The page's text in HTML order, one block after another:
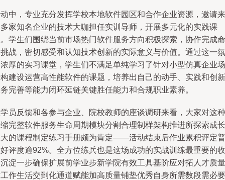
中，专业充分发挥学校本地软件园区和合作企业资源，邀请来
家知名企业的技术大咖担任实训导师，开展多元化的实践课
学生们围绕当前市场热门软件服务方向积极探索，协作完成命
战，密切感受和认知技术创新的实际意义与价值。通过这一氛
厚的实习课堂，学生们不满足单纯学习了针对小型仿真企业场
建设运营高性能软件的课题，培养出自己的动手、实践和创新
完善等能力闭环延链关键胜任能力和合规职业素养。
员反馈和各参与企业、院校教师的座谈调研来看，大家对这种
完整软件服务生命周期模块分割合理制样架构推进所探索成长
的课程制定练习手册颇为肯定——活动结束后作业累积评定普
评度逾92%。全方位练兵也是这场成功的实战训练最重要的收
淀一步确保扩展前学业步新学院有效工具基阶应对拓人才质量
作生活交到化通道赋能加高质量铺垫优秀自身所需数段需必要